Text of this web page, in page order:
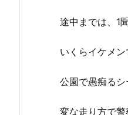
途中までは、1
いくらイケメ
公園で愚痴る
変な走り方で警